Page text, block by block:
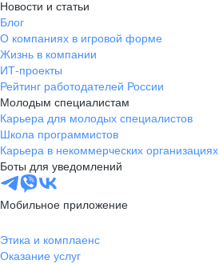
Новости и статьи
Блог
О компаниях в игровой форме
Жизнь в компании
ИТ-проекты
Рейтинг работодателей России
Молодым специалистам
Карьера для молодых специалистов
Школа программистов
Карьера в некоммерческих организациях
Боты для уведомлений
Мобильное приложение
Этика и комплаенс
Оказание услуг